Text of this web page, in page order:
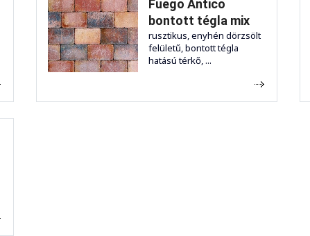
Fuego Antico
bontott tégla mix
rusztikus, enyhén dörzsölt
felületű, bontott tégla
hatású térkő, ...